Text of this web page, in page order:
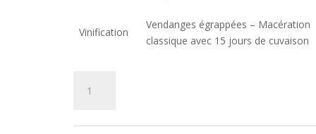
Vinification
Vendanges égrappées – Macération
classique avec 15 jours de cuvaison
Languedoc